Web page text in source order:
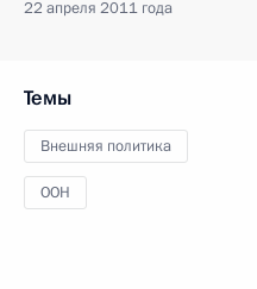
22 апреля 2011 года
Темы
Внешняя политика
ООН